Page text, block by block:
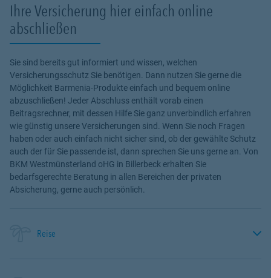
Ihre Versicherung hier einfach online
abschließen
Sie sind bereits gut informiert und wissen, welchen
Versicherungsschutz Sie benötigen. Dann nutzen Sie gerne die
Möglichkeit Barmenia-Produkte einfach und bequem online
abzuschließen! Jeder Abschluss enthält vorab einen
Beitragsrechner, mit dessen Hilfe Sie ganz unverbindlich erfahren
wie günstig unsere Versicherungen sind. Wenn Sie noch Fragen
haben oder auch einfach nicht sicher sind, ob der gewählte Schutz
auch der für Sie passende ist, dann sprechen Sie uns gerne an. Von
BKM Westmünsterland oHG in Billerbeck erhalten Sie
bedarfsgerechte Beratung in allen Bereichen der privaten
Absicherung, gerne auch persönlich.
Reise